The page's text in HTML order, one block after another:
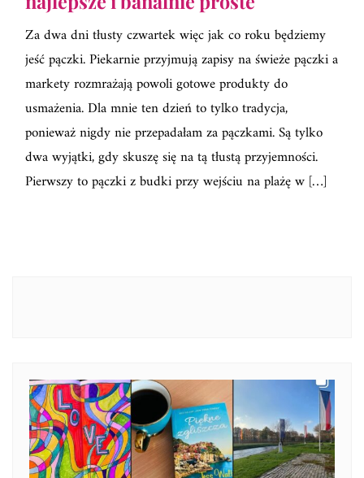
Za dwa dni tłusty czwartek więc jak co roku będziemy
jeść pączki. Piekarnie przyjmują zapisy na świeże pączki a
markety rozmrażają powoli gotowe produkty do
usmażenia. Dla mnie ten dzień to tylko tradycja,
ponieważ nigdy nie przepadałam za pączkami. Są tylko
dwa wyjątki, gdy skuszę się na tą tłustą przyjemności.
Pierwszy to pączki z budki przy wejściu na plażę w […]